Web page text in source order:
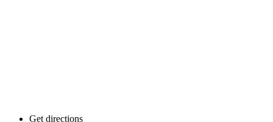
Get directions